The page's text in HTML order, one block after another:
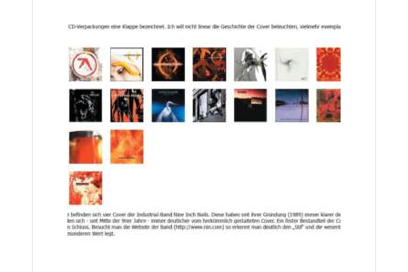
Datenschutzerklärung
Impressum